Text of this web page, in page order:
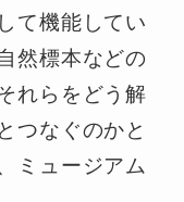
て機能してい
然標本などの
れらをどう解
つなぐのかと
ミュージアム